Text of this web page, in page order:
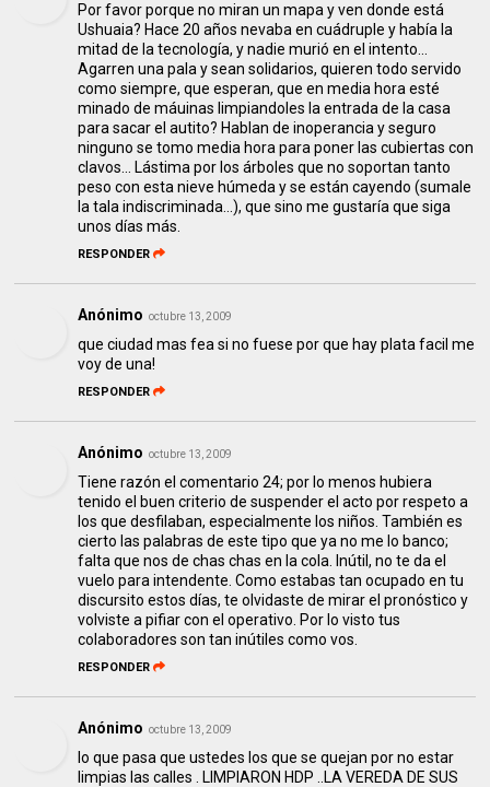
Por favor porque no miran un mapa y ven donde está
Ushuaia? Hace 20 años nevaba en cuádruple y había la
mitad de la tecnología, y nadie murió en el intento...
Agarren una pala y sean solidarios, quieren todo servido
como siempre, que esperan, que en media hora esté
minado de máuinas limpiandoles la entrada de la casa
para sacar el autito? Hablan de inoperancia y seguro
ninguno se tomo media hora para poner las cubiertas con
clavos... Lástima por los árboles que no soportan tanto
peso con esta nieve húmeda y se están cayendo (sumale
la tala indiscriminada...), que sino me gustaría que siga
unos días más.
RESPONDER
Anónimo octubre 13, 2009
que ciudad mas fea si no fuese por que hay plata facil me
voy de una!
RESPONDER
Anónimo octubre 13, 2009
Tiene razón el comentario 24; por lo menos hubiera
tenido el buen criterio de suspender el acto por respeto a
los que desfilaban, especialmente los niños. También es
cierto las palabras de este tipo que ya no me lo banco;
falta que nos de chas chas en la cola. Inútil, no te da el
vuelo para intendente. Como estabas tan ocupado en tu
discursito estos días, te olvidaste de mirar el pronóstico y
volviste a pifiar con el operativo. Por lo visto tus
colaboradores son tan inútiles como vos.
RESPONDER
Anónimo octubre 13, 2009
lo que pasa que ustedes los que se quejan por no estar
limpias las calles . LIMPIARON HDP ..LA VEREDA DE SUS